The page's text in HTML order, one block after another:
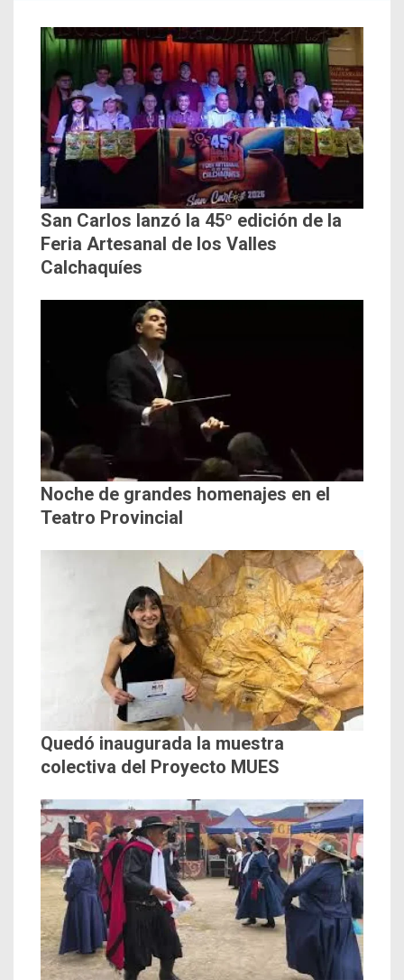
San Carlos lanzó la 45º edición de la
Feria Artesanal de los Valles
Calchaquíes
Noche de grandes homenajes en el
Teatro Provincial
Quedó inaugurada la muestra
colectiva del Proyecto MUES